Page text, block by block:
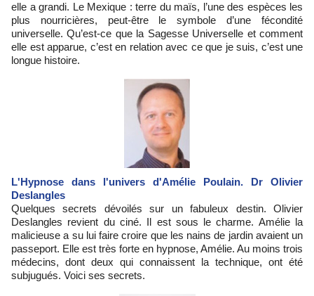
elle a grandi. Le Mexique : terre du maïs, l’une des espèces les
plus nourricières, peut-être le symbole d’une fécondité
universelle. Qu’est-ce que la Sagesse Universelle et comment
elle est apparue, c’est en relation avec ce que je suis, c’est une
longue histoire.
L'Hypnose dans l'univers d'Amélie Poulain. Dr Olivier
Deslangles
Quelques secrets dévoilés sur un fabuleux destin. Olivier
Deslangles revient du ciné. Il est sous le charme. Amélie la
malicieuse a su lui faire croire que les nains de jardin avaient un
passeport. Elle est très forte en hypnose, Amélie. Au moins trois
médecins, dont deux qui connaissent la technique, ont été
subjugués. Voici ses secrets.